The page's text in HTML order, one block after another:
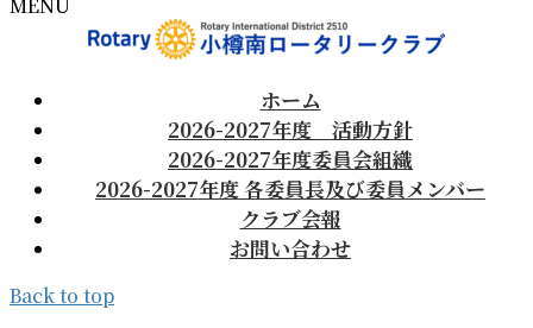
MENU
ホーム
2026-2027年度 活動方針
2026-2027年度委員会組織
2026-2027年度 各委員長及び委員メンバー
クラブ会報
お問い合わせ
Back to top